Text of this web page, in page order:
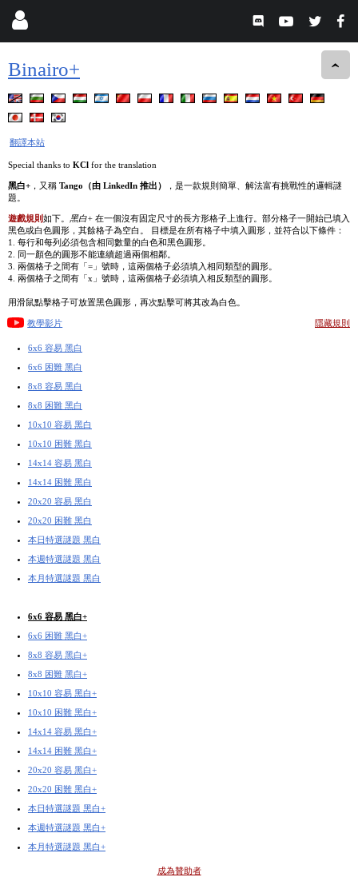
Binairo+
翻譯本站
Special thanks to KCl for the translation
黑白+ ，又稱 Tango（由 LinkedIn 推出）
，是一款規則簡單、解法富有挑戰性的邏輯謎
題。
遊戲規則如下。 黑白+ 在一個沒有固定尺寸的長方形格子上進行。部分格子一開始已填入
黑色或白色圓形，其餘格子為空白。 目標是在所有格子中填入圓形，並符合以下條件：
1. 每行和每列必須包含相同數量的白色和黑色圓形。
2. 同一顏色的圓形不能連續超過兩個相鄰。
3. 兩個格子之間有「=」號時，這兩個格子必須填入相同類型的圓形。
4. 兩個格子之間有「x」號時，這兩個格子必須填入相反類型的圓形。
用滑鼠點擊格子可放置黑色圓形，再次點擊可將其改為白色。
教學影片 隱藏規則
6x6 容易 黑白
6x6 困難 黑白
8x8 容易 黑白
8x8 困難 黑白
10x10 容易 黑白
10x10 困難 黑白
14x14 容易 黑白
14x14 困難 黑白
20x20 容易 黑白
20x20 困難 黑白
本日特選謎題 黑白
本週特選謎題 黑白
本月特選謎題 黑白
6x6 容易 黑白+
6x6 困難 黑白+
8x8 容易 黑白+
8x8 困難 黑白+
10x10 容易 黑白+
10x10 困難 黑白+
14x14 容易 黑白+
14x14 困難 黑白+
20x20 容易 黑白+
20x20 困難 黑白+
本日特選謎題 黑白+
本週特選謎題 黑白+
本月特選謎題 黑白+
成為贊助者